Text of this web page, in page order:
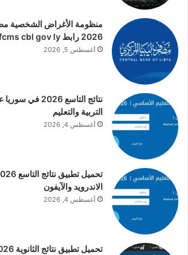
منظومة الأغراض الشخصية
2026 رابط fcms cbl gov ly
أغسطس 5, 2026
نتائج التاسع
التربية والتعليم
أغسطس 4, 2026
الاندرويد والآيفون
أغسطس 4, 2026